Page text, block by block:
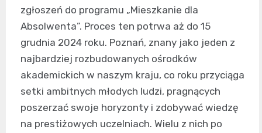
zgłoszeń do programu „Mieszkanie dla
Absolwenta”. Proces ten potrwa aż do 15
grudnia 2024 roku. Poznań, znany jako jeden z
najbardziej rozbudowanych ośrodków
akademickich w naszym kraju, co roku przyciąga
setki ambitnych młodych ludzi, pragnących
poszerzać swoje horyzonty i zdobywać wiedzę
na prestiżowych uczelniach. Wielu z nich po